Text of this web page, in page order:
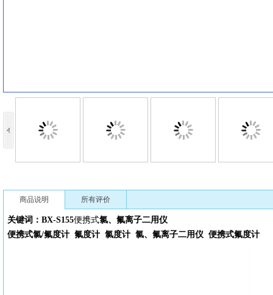
商品说明 所有评价
关键词：BX-S155便携式氯、氟离子二用仪
便携式氯/氟度计 氟度计 氯度计 氯、氟离子二用仪 便携式氟度计